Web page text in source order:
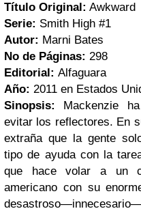
Título Original: Awkward
Serie: Smith High #1
Autor: Marni Bates
No de Páginas: 298
Editorial: Alfaguara
Año: 2011 en Estados
Sinopsis:
Mackenzie
evitar los reflectores. En
extraña que la gente
tipo de ayuda con la
que hace volar a un
americano con su